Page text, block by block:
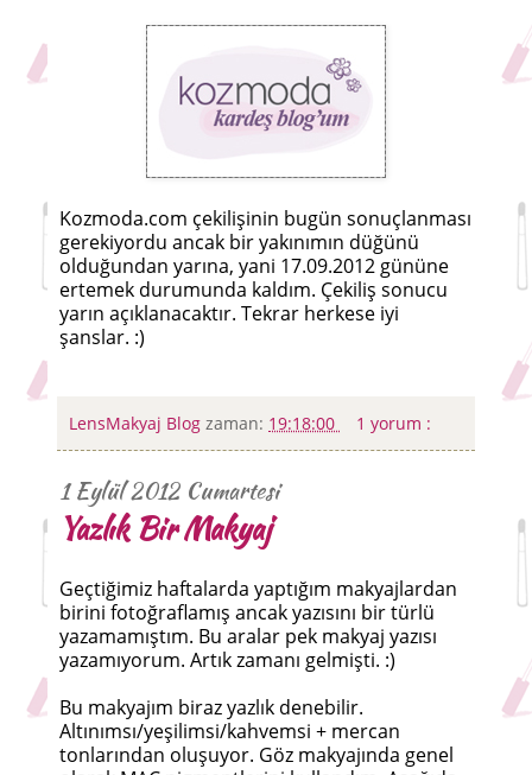
Kozmoda.com çekilişinin bugün sonuçlanması
gerekiyordu ancak bir yakınımın düğünü
olduğundan yarına, yani 17.09.2012 gününe
ertemek durumunda kaldım. Çekiliş sonucu
yarın açıklanacaktır. Tekrar herkese iyi
şanslar. :)
LensMakyaj Blog zaman: 19:18:00 1 yorum :
1 Eylül 2012 Cumartesi
Yazlık Bir Makyaj
Geçtiğimiz haftalarda yaptığım makyajlardan
birini fotoğraflamış ancak yazısını bir türlü
yazamamıştım. Bu aralar pek makyaj yazısı
yazamıyorum. Artık zamanı gelmişti. :)
Bu makyajım biraz yazlık denebilir.
Altınımsı/yeşilimsi/kahvemsi + mercan
tonlarından oluşuyor. Göz makyajında genel